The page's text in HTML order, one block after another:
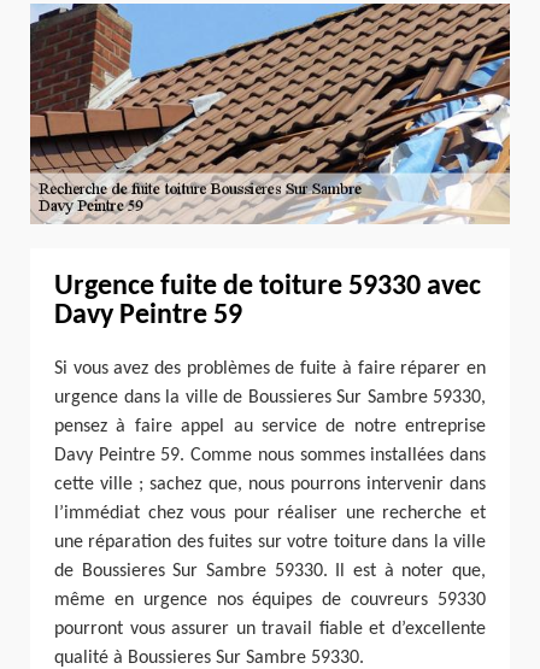
Urgence fuite de toiture 59330 avec
Davy Peintre 59
Si vous avez des problèmes de fuite à faire réparer en
urgence dans la ville de Boussieres Sur Sambre 59330,
pensez à faire appel au service de notre entreprise
Davy Peintre 59. Comme nous sommes installées dans
cette ville ; sachez que, nous pourrons intervenir dans
l’immédiat chez vous pour réaliser une recherche et
une réparation des fuites sur votre toiture dans la ville
de Boussieres Sur Sambre 59330. Il est à noter que,
même en urgence nos équipes de couvreurs 59330
pourront vous assurer un travail fiable et d’excellente
qualité à Boussieres Sur Sambre 59330.